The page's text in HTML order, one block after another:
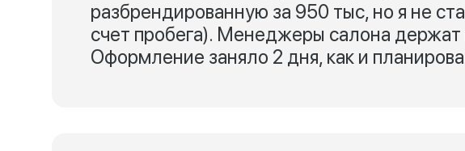
разбрендированную за 950 тыс, но я не
счет пробега). Менеджеры салона держат
Оформление заняло 2 дня, как и